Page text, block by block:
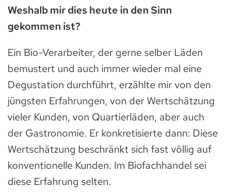
Weshalb mir dies heute in den Sinn
gekommen ist?
Ein Bio-Verarbeiter, der gerne selber Läden
bemustert und auch immer wieder mal eine
Degustation durchführt, erzählte mir von den
jüngsten Erfahrungen, von der Wertschätzung
vieler Kunden, von Quartierläden, aber auch
der Gastronomie. Er konkretisierte dann: Diese
Wertschätzung beschränkt sich fast völlig auf
konventionelle Kunden. Im Biofachhandel sei
diese Erfahrung selten.